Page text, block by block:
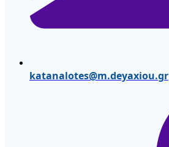
katanalotes@m.deyaxiou.gr